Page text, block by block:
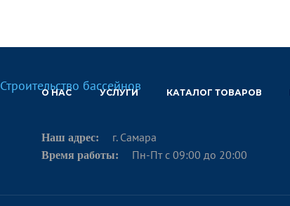
О НАС УСЛУГИ КАТАЛОГ ТОВАРОВ
Наш адрес: г. Самара
Время работы: Пн-Пт с 09:00 до 20:00